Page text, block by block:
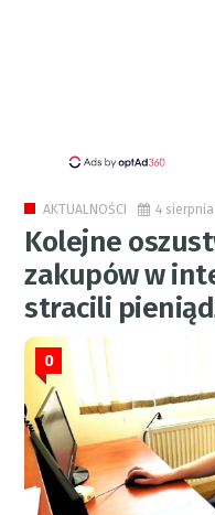
AKTUALNOŚCI 4
Kolejne
zakupów w
stracili
0